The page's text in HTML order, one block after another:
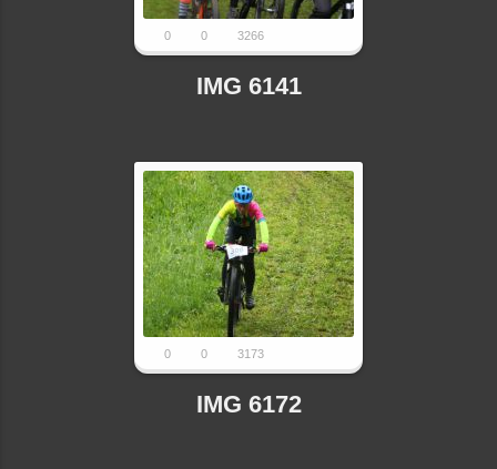
0 0 3266
IMG 6141
0 0 3173
IMG 6172